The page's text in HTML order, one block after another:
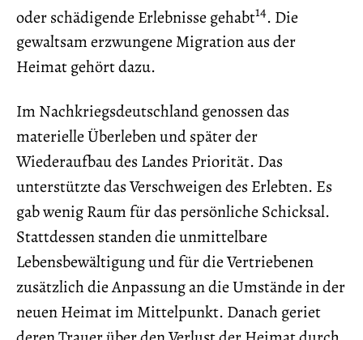
oder schädigende Erlebnisse gehabt14. Die
gewaltsam erzwungene Migration aus der
Heimat gehört dazu.
Im Nachkriegsdeutschland genossen das
materielle Überleben und später der
Wiederaufbau des Landes Priorität. Das
unterstützte das Verschweigen des Erlebten. Es
gab wenig Raum für das persönliche Schicksal.
Stattdessen standen die unmittelbare
Lebensbewältigung und für die Vertriebenen
zusätzlich die Anpassung an die Umstände in der
neuen Heimat im Mittelpunkt. Danach geriet